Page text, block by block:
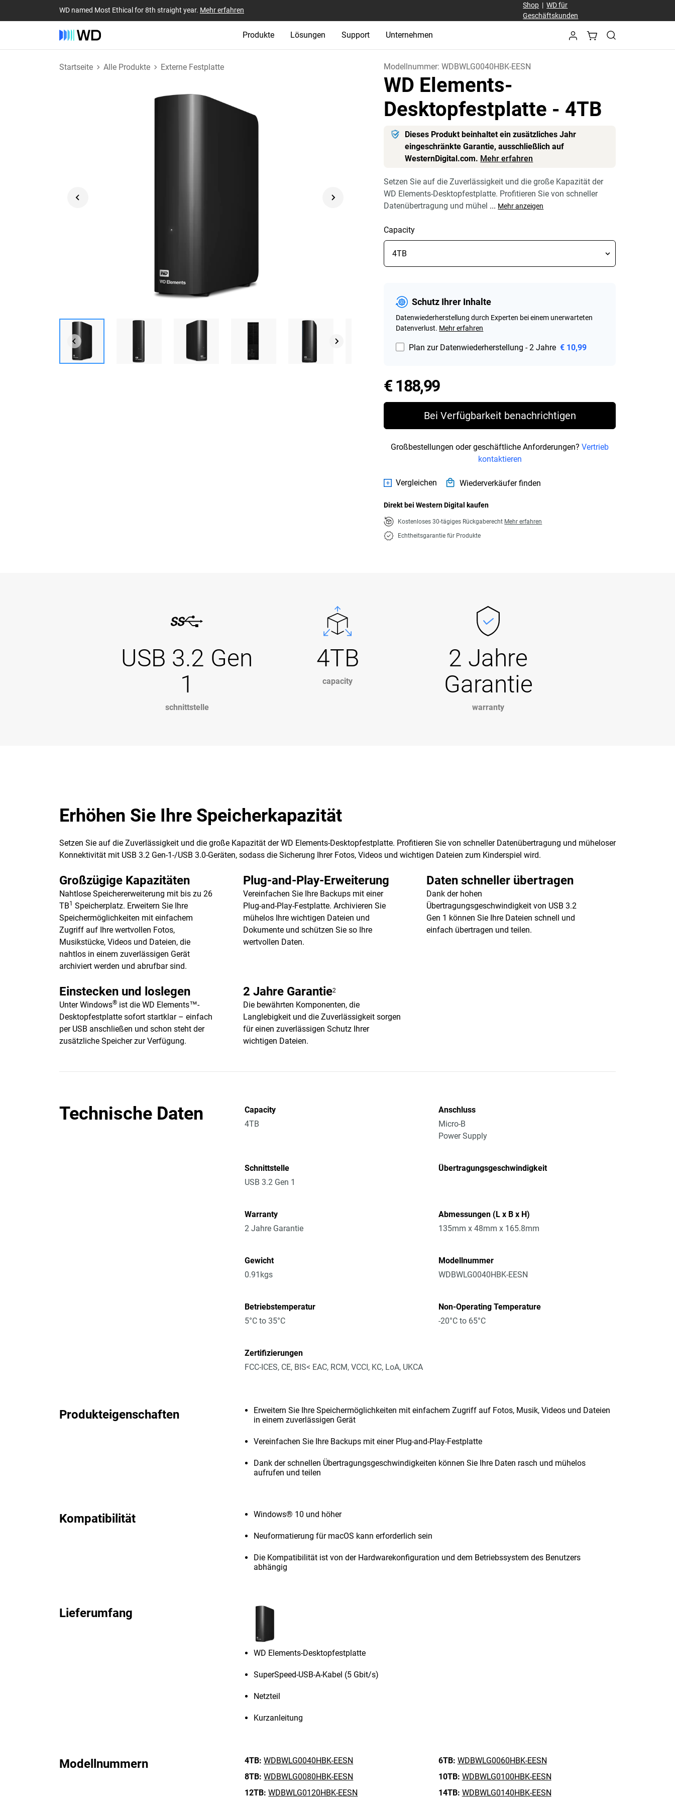
WD named Most Ethical for 8th straight year. Mehr erfahren
Shop |WD für
Geschäftskunden
Produkte Lösungen Support Unternehmen
Startseite Alle Produkte Externe Festplatte Modellnummer:WDBWLG0040HBK-EESN
WD Elements-
Desktopfestplatte - 4TB
Dieses Produkt beinhaltet ein zusätzliches Jahr
eingeschränkte Garantie, ausschließlich auf
WesternDigital.com. Mehr erfahren
Setzen Sie auf die Zuverlässigkeit und die große Kapazität der
WD Elements-Desktopfestplatte. Profitieren Sie von schneller
Datenübertragung und mühel ... Mehr anzeigen
Capacity
Schutz Ihrer Inhalte
Datenwiederherstellung durch Experten bei einem unerwarteten
Datenverlust. Mehr erfahren
Plan zur Datenwiederherstellung - 2 Jahre € 10,99
€ 188,99Price € 188,99
Bei Verfügbarkeit benachrichtigen
Großbestellungen oder geschäftliche Anforderungen?Vertrieb
kontaktieren
Vergleichen Wiederverkäufer finden
Direkt bei Western Digital kaufen
Kostenloses 30-tägiges Rückgaberecht Mehr erfahren
Echtheitsgarantie für Produkte
USB 3.2 Gen
1
schnittstelle
4TB
capacity
2 Jahre
Garantie
warranty
Erhöhen Sie Ihre Speicherkapazität
Setzen Sie auf die Zuverlässigkeit und die große Kapazität der WD Elements-Desktopfestplatte. Profitieren Sie von schneller Datenübertragung und müheloser
Konnektivität mit USB 3.2 Gen-1-/USB 3.0-Geräten, sodass die Sicherung Ihrer Fotos, Videos und wichtigen Dateien zum Kinderspiel wird.
Großzügige Kapazitäten
Nahtlose Speichererweiterung mit bis zu 26
TB1 Speicherplatz. Erweitern Sie Ihre
Speichermöglichkeiten mit einfachem
Zugriff auf Ihre wertvollen Fotos,
Musikstücke, Videos und Dateien, die
nahtlos in einem zuverlässigen Gerät
archiviert werden und abrufbar sind.
Plug-and-Play-Erweiterung
Vereinfachen Sie Ihre Backups mit einer
Plug-and-Play-Festplatte. Archivieren Sie
mühelos Ihre wichtigen Dateien und
Dokumente und schützen Sie so Ihre
wertvollen Daten.
Daten schneller übertragen
Dank der hohen
Übertragungsgeschwindigkeit von USB 3.2
Gen 1 können Sie Ihre Dateien schnell und
einfach übertragen und teilen.
Einstecken und loslegen
Unter Windows® ist die WD Elements™-
Desktopfestplatte sofort startklar – einfach
per USB anschließen und schon steht der
zusätzliche Speicher zur Verfügung.
2 Jahre Garantie2
Die bewährten Komponenten, die
Langlebigkeit und die Zuverlässigkeit sorgen
für einen zuverlässigen Schutz Ihrer
wichtigen Dateien.
Technische Daten
Capacity
4TB
Anschluss
Micro-B
Power Supply
Schnittstelle
USB 3.2 Gen 1
Übertragungsgeschwindigkeit
Warranty
2 Jahre Garantie
Abmessungen (L x B x H)
135mm x 48mm x 165.8mm
Gewicht
0.91kgs
Modellnummer
WDBWLG0040HBK-EESN
Betriebstemperatur
5°C to 35°C
Non-Operating Temperature
-20°C to 65°C
Zertifizierungen
FCC-ICES, CE, BIS< EAC, RCM, VCCI, KC, LoA, UKCA
Produkteigenschaften
Erweitern Sie Ihre Speichermöglichkeiten mit einfachem Zugriff auf Fotos, Musik, Videos und Dateien
in einem zuverlässigen Gerät
Vereinfachen Sie Ihre Backups mit einer Plug-and-Play-Festplatte
Dank der schnellen Übertragungsgeschwindigkeiten können Sie Ihre Daten rasch und mühelos
aufrufen und teilen
Kompatibilität Windows® 10 und höher
Neuformatierung für macOS kann erforderlich sein
Die Kompatibilität ist von der Hardwarekonfiguration und dem Betriebssystem des Benutzers
abhängig
Lieferumfang
WD Elements-Desktopfestplatte
SuperSpeed-USB-A-Kabel (5 Gbit/s)
Netzteil
Kurzanleitung
Modellnummern 4TB: WDBWLG0040HBK-EESN 6TB: WDBWLG0060HBK-EESN
8TB: WDBWLG0080HBK-EESN 10TB: WDBWLG0100HBK-EESN
12TB: WDBWLG0120HBK-EESN 14TB: WDBWLG0140HBK-EESN